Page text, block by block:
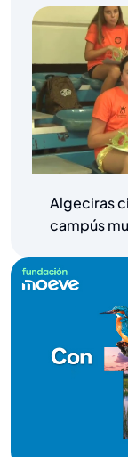
Algeciras
campús